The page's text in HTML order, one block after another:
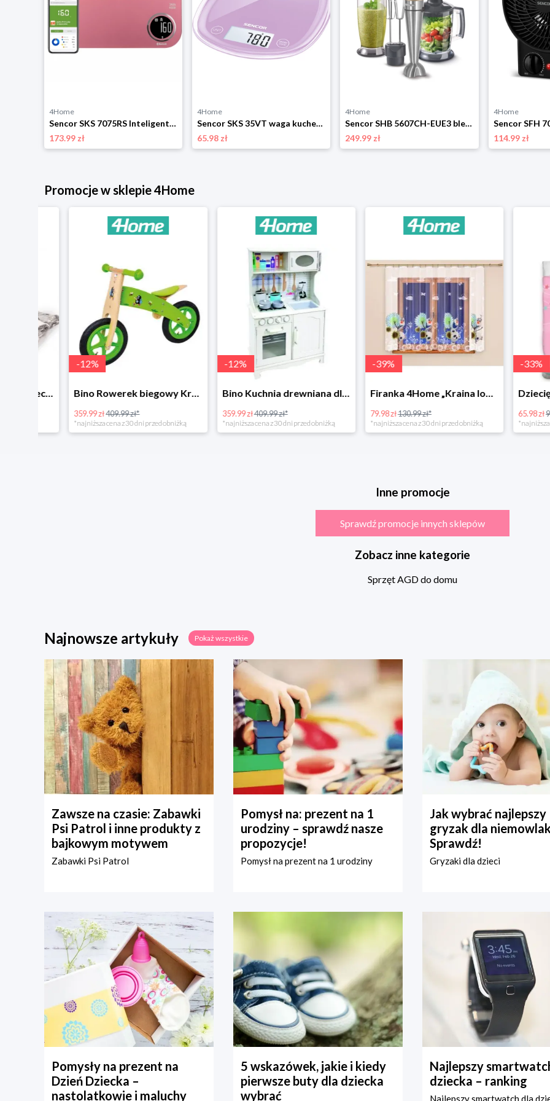
4Home
Sencor SKS 7075RS Inteligentna waga kuchenna, różowy
173.99 zł
4Home
Sencor SKS 35VT waga kuchenna, fioletowy
65.98 zł
4Home
Sencor SHB 5607CH-EUE3 blender
249.99 zł
4Home
114.99 zł
Promocje w sklepie 4Home
Bino Rowerek biegowy Krecik
359.99 zł409.99 zł*
*najniższa cena z 30 dni przed obniżką
Bino Kuchnia drewniana dla dzieci Provence
359.99 zł409.99 zł*
*najniższa cena z 30 dni przed obniżką
Firanka 4Home „Kraina lodu” (Frozen)
79.98 zł130.99 zł*
*najniższa cena z 30 dni przed obniżką
-33
65.98 zł98.99 zł*
*najniższa cena z
Inne promocje
Sprawdź promocje innych sklepów
Zobacz inne kategorie
Sprzęt AGD do domu
Najnowsze artykuły Pokaż wszystkie
Zawsze na czasie: Zabawki
Psi Patrol i inne produkty z
bajkowym motywem
Zabawki Psi Patrol
Pomysł na: prezent na 1
urodziny – sprawdź nasze
propozycje!
Pomysł na prezent na 1 urodziny
Jak wybrać najlepszy
gryzak dla
Sprawdź!
Gryzaki dla dzieci
Pomysły na prezent na
Dzień Dziecka –
nastolatkowie i maluchy
5 wskazówek, jakie i kiedy
pierwsze buty dla dziecka
wybrać
Najlepszy
dziecka – ranking
Najlepszy smartwatch dla